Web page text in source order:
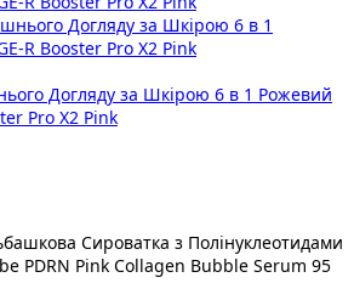
Догляду за Шкірою 6 в 1 Рожевий
Pro X2 Pink
Сироватка з Полінуклеотидами
PDRN Pink Collagen Bubble Serum 95